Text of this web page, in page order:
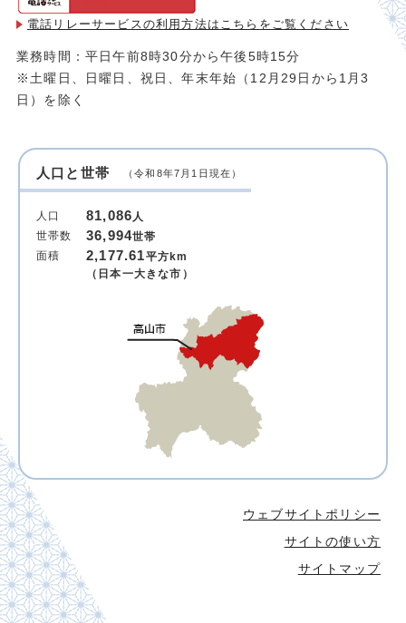
電話リレーサービスの利用方法は こちらをご覧ください
業務時間：平日午前8時30分から午後5時15分
※土曜日、日曜日、祝日、年末年始（12月29日から1月3
日）を除く
人口と世帯 （令和8年7月1日現在）
人口 81,086人
世帯数
36,994世帯
面積
2,177.61平方km
（日本一大きな市）
ウェブサイトポリシー
サイトの使い方
サイトマップ